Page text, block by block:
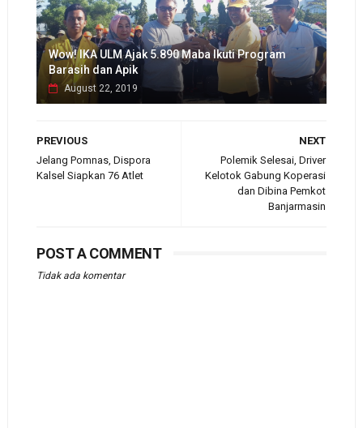
Wow! IKA ULM Ajak 5.890 Maba Ikuti Program
Barasih dan Apik
August 22, 2019
NEXT
Polemik Selesai, Driver
Kelotok Gabung Koperasi
dan Dibina Pemkot
Banjarmasin
PREVIOUS
Jelang Pomnas, Dispora
Kalsel Siapkan 76 Atlet
POST A COMMENT
Tidak ada komentar